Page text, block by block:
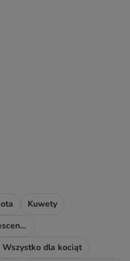
Kuwety
Akcesoria do rekonwalescencji
Wszystko dla kociąt